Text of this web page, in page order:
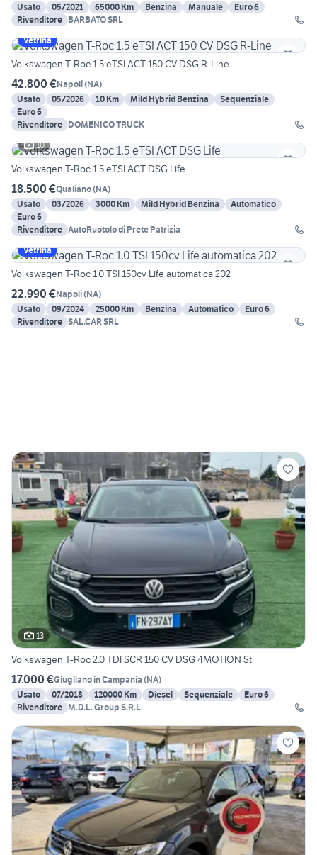
Usato
05/2021 65000 Km Benzina Manuale
Euro 6
Rivenditore BARBATO SRL
Vetrina
Volkswagen T-Roc 1.5 eTSI ACT 150 CV DSG R-Line
42.800 €Napoli(NA)
Usato
05/2026 10 Km Mild Hybrid Benzina
Sequenziale
Euro 6
Rivenditore DOMENICO TRUCK
10
Volkswagen T-Roc 1.5 eTSI ACT DSG Life
18.500 €Qualiano(NA)
Usato
03/2026 3000 Km Mild Hybrid Benzina
Automatico
Euro 6
Rivenditore AutoRuotolo di Prete Patrizia
Vetrina
Volkswagen T-Roc 1.0 TSI 150cv Life automatica 202
22.990 €Napoli(NA)
Usato
09/2024 25000 Km Benzina Automatico
Euro 6
Rivenditore SAL.CAR SRL
13
Volkswagen T-Roc 2.0 TDI SCR 150 CV DSG 4MOTION St
17.000 €Giugliano in Campania (NA)
Usato
07/2018 120000 Km Diesel Sequenziale
Euro 6
Rivenditore M.D.L. Group S.R.L.